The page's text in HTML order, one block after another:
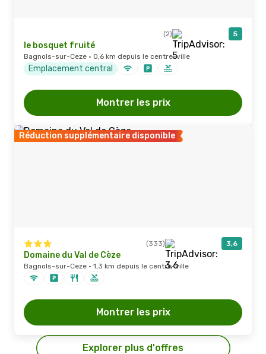
(2) 5
le bosquet fruité
Bagnols-sur-Ceze · 0,6 km depuis le centre-ville
Emplacement central
Montrer les prix
Réduction supplémentaire disponible
(333) 3,6
Domaine du Val de Cèze
Bagnols-sur-Ceze · 1,3 km depuis le centre-ville
Montrer les prix
Explorer plus d'offres